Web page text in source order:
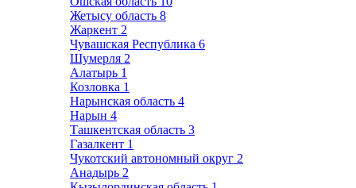
Жетысу область 8
Жаркент 2
Чувашская Республика 6
Шумерля 2
Алатырь 1
Козловка 1
Нарынская область 4
Нарын 4
Ташкентская область 3
Газалкент 1
Чукотский автономный округ 2
Анадырь 2